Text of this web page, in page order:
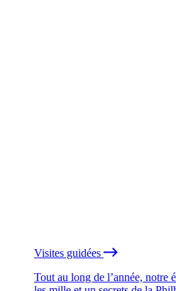
Visites guidées
Tout au long de l’année, notre